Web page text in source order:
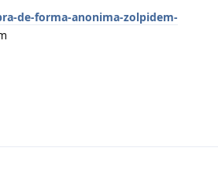
de-forma-anonima-zolpidem-